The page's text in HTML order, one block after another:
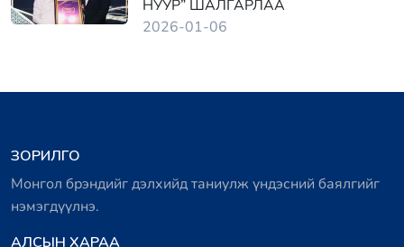
НУУР” ШАЛГАРЛАА
2026-01-06
ЗОРИЛГО
Монгол брэндийг дэлхийд таниулж үндэсний баялгийг
нэмэгдүүлнэ.
АЛСЫН ХАРАА